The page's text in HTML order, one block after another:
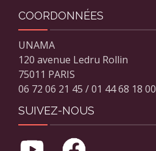
COORDONNÉES
UNAMA
120 avenue Ledru Rollin
75011 PARIS
06 72 06 21 45 / 01 44 68 18 00
SUIVEZ-NOUS